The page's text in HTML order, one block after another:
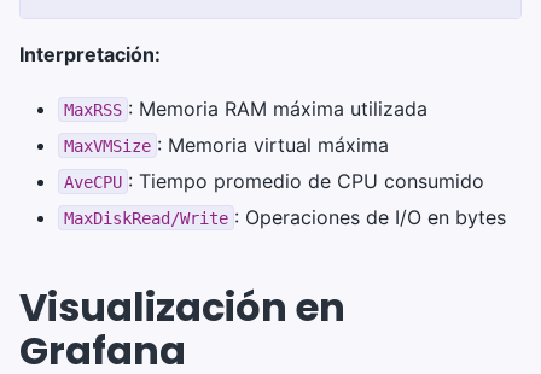
Interpretación:
MaxRSS : Memoria RAM máxima utilizada
MaxVMSize : Memoria virtual máxima
AveCPU : Tiempo promedio de CPU consumido
MaxDiskRead/Write : Operaciones de I/O en bytes
Visualización en
Grafana